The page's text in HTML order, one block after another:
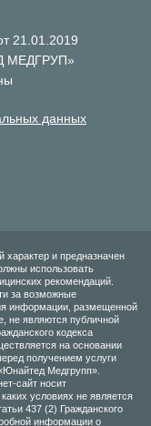
21.01.2019
МЕДГРУП»
данных
и предназначен
использовать
рекомендаций.
за возможные
информации, размещенной
не являются публичной
кодекса
на основании
получением услуги
Медгрупп».
сайт носит
условиях не является
437 (2) Гражданского
информации о